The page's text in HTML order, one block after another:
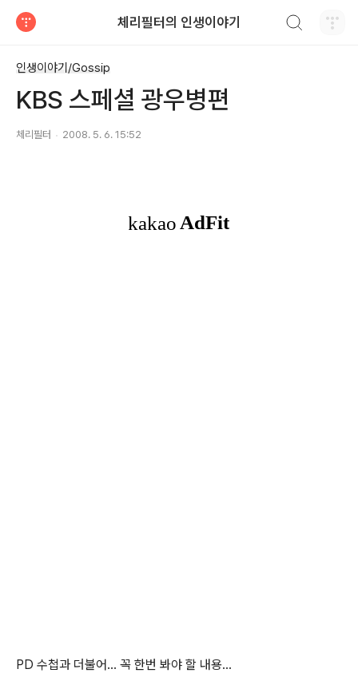
체리필터의 인생이야기
인생이야기/Gossip
KBS 스페셜 광우병편
체리필터 2008. 5. 6. 15:52
PD 수첩과 더불어... 꼭 한번 봐야 할 내용...